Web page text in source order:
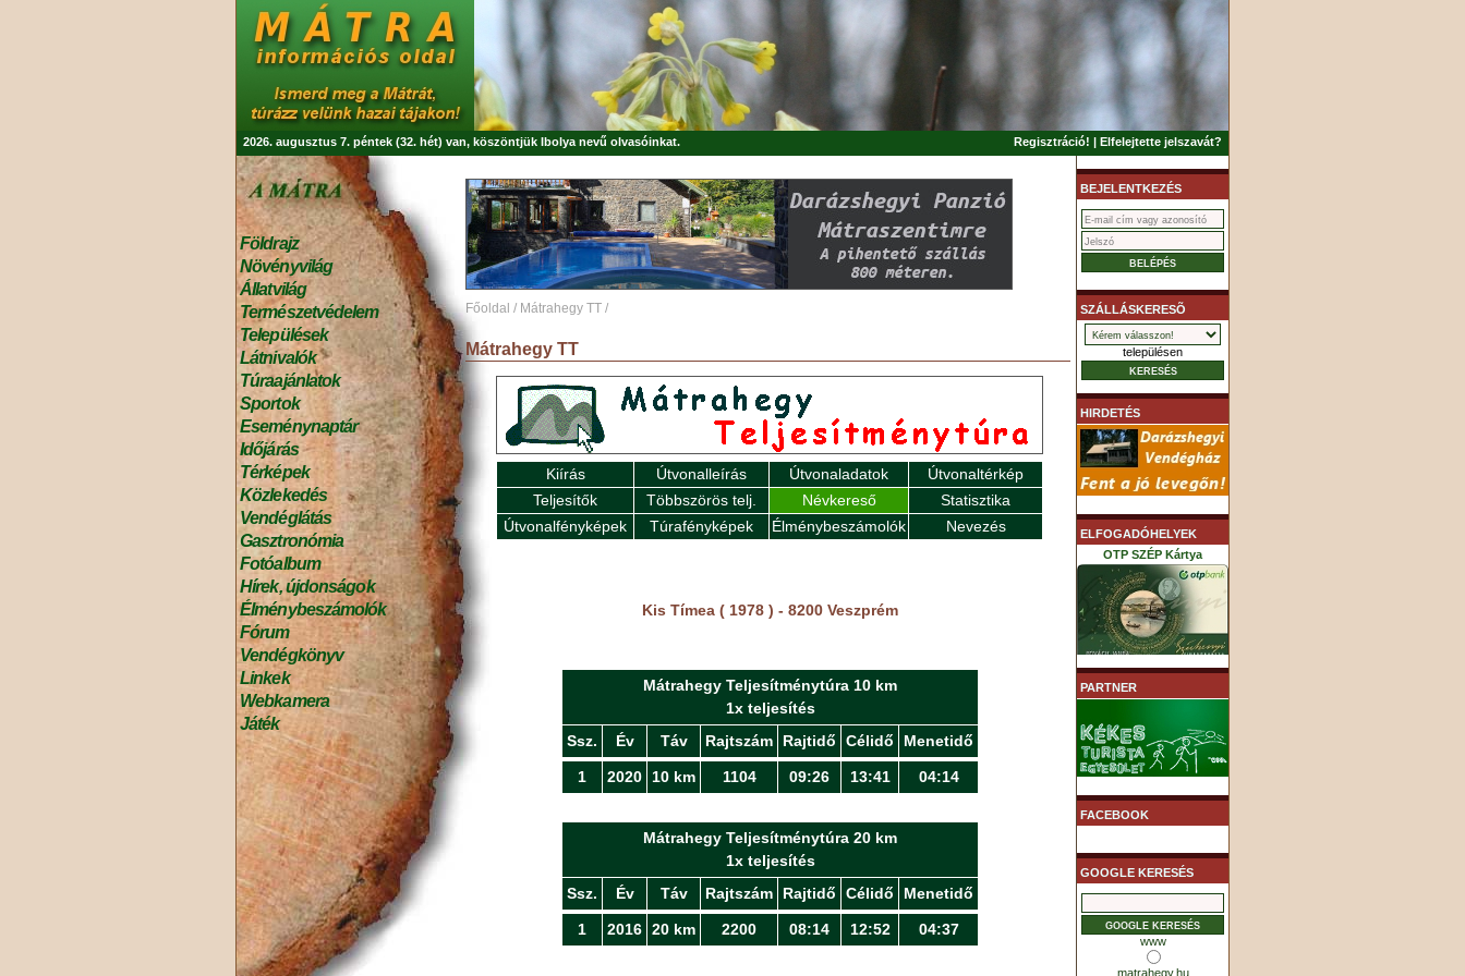
2026. augusztus 7. péntek (32. hét) van, köszöntjük Ibolya nevű olvasóinkat. Regisztráció! | Elfelejtette jelszavát?
Földrajz
Növényvilág
Állatvilág
Természetvédelem
Települések
Látnivalók
Túraajánlatok
Sportok
Eseménynaptár
Időjárás
Térképek
Közlekedés
Vendéglátás
Gasztronómia
Fotóalbum
Hírek, újdonságok
Élménybeszámolók
Fórum
Vendégkönyv
Linkek
Webkamera
Játék
Főoldal / Mátrahegy TT /
Mátrahegy TT
Kiírás Útvonalleírás Útvonaladatok
Útvonaltérkép
Teljesítők
Többszörös telj. Névkereső
Statisztika
Útvonalfényképek
Túrafényképek Élménybeszámolók Nevezés
Kis Tímea ( 1978 ) - 8200 Veszprém
Mátrahegy Teljesítménytúra 10 km
1x teljesítés
Ssz.
Év Táv Rajtszám Rajtidő Célidő Menetidő
1 2020 10 km 1104 09:26 13:41 04:14
Mátrahegy Teljesítménytúra 20 km
1x teljesítés
Ssz.
Év Táv Rajtszám Rajtidő Célidő Menetidő
1 2016 20 km 2200 08:14 12:52 04:37
BEJELENTKEZÉS
SZÁLLÁSKERESÕ
településen
HIRDETÉS
ELFOGADÓHELYEK
OTP SZÉP Kártya
K&H SZÉP Kártya
PARTNER
FACEBOOK
GOOGLE KERESÉS
www
matrahegy.hu